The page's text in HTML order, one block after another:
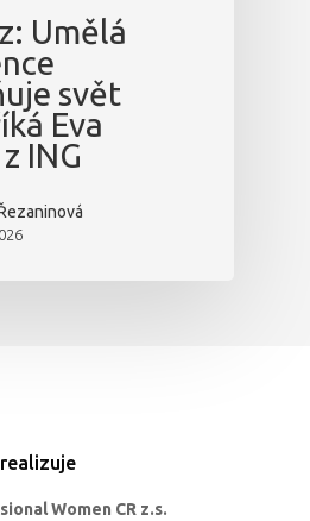
Umělá
svět
Eva
ING
Women CR z.s.